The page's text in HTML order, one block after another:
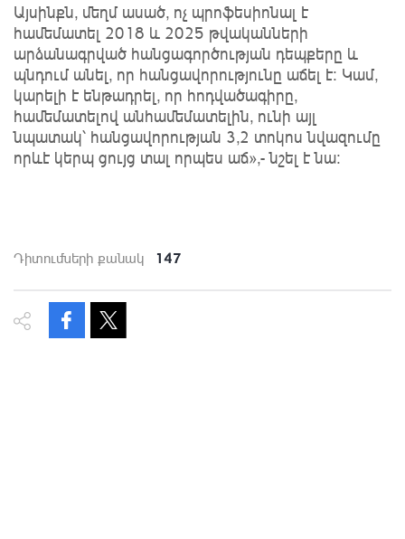
Այսինքն, մեղմ ասած, ոչ պրոֆեսիոնալ է
համեմատել 2018 և 2025 թվականների
արձանագրված հանցագործության դեպքերը և
պնդում անել, որ հանցավորությունը աճել է։ Կամ,
կարելի է ենթադրել, որ հոդվածագիրը,
համեմատելով անհամեմատելին, ունի այլ
նպատակ՝ հանցավորության 3,2 տոկոս նվազումը
որևէ կերպ ցույց տալ որպես աճ»,- նշել է նա։
Դիտումների քանակ 147